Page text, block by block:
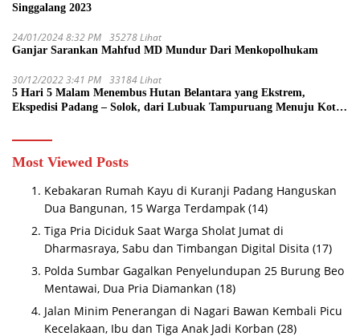
Singgalang 2023
24/01/2024 8:32 PM 35278 Lihat
Ganjar Sarankan Mahfud MD Mundur Dari Menkopolhukam
30/12/2022 3:41 PM 33184 Lihat
5 Hari 5 Malam Menembus Hutan Belantara yang Ekstrem,
Ekspedisi Padang – Solok, dari Lubuak Tampuruang Menuju Koto
Most Viewed Posts
Kebakaran Rumah Kayu di Kuranji Padang Hanguskan
Dua Bangunan, 15 Warga Terdampak (14)
Tiga Pria Diciduk Saat Warga Sholat Jumat di
Dharmasraya, Sabu dan Timbangan Digital Disita (17)
Polda Sumbar Gagalkan Penyelundupan 25 Burung Beo
Mentawai, Dua Pria Diamankan (18)
Jalan Minim Penerangan di Nagari Bawan Kembali Picu
Kecelakaan, Ibu dan Tiga Anak Jadi Korban (28)